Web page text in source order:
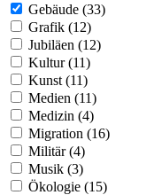
Gebäude (33)
Grafik (12)
Jubiläen (12)
Kultur (11)
Kunst (11)
Medien (11)
Medizin (4)
Migration (16)
Militär (4)
Musik (3)
Ökologie (15)